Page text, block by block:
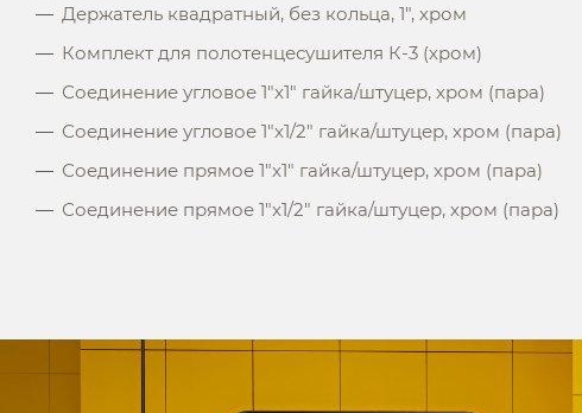
Держатель квадратный, без кольца, 1", хром
Комплект для полотенцесушителя К-3 (хром)
Соединение угловое 1"x1" гайка/штуцер, хром (пара)
Соединение угловое 1"x1/2" гайка/штуцер, хром (пара)
Соединение прямое 1"x1" гайка/штуцер, хром (пара)
Соединение прямое 1"x1/2" гайка/штуцер, хром (пара)